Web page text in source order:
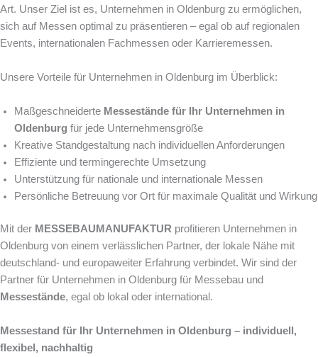
Art. Unser Ziel ist es, Unternehmen in Oldenburg zu ermöglichen,
sich auf Messen optimal zu präsentieren – egal ob auf regionalen
Events, internationalen Fachmessen oder Karrieremessen.
Unsere Vorteile für Unternehmen in Oldenburg im Überblick:
Maßgeschneiderte Messestände für Ihr Unternehmen in
Oldenburg für jede Unternehmensgröße
Kreative Standgestaltung nach individuellen Anforderungen
Effiziente und termingerechte Umsetzung
Unterstützung für nationale und internationale Messen
Persönliche Betreuung vor Ort für maximale Qualität und Wirkung
Mit der MESSEBAUMANUFAKTUR profitieren Unternehmen in
Oldenburg von einem verlässlichen Partner, der lokale Nähe mit
deutschland- und europaweiter Erfahrung verbindet. Wir sind der
Partner für Unternehmen in Oldenburg für Messebau und
Messestände, egal ob lokal oder international.
Messestand für Ihr Unternehmen in Oldenburg – individuell,
flexibel, nachhaltig